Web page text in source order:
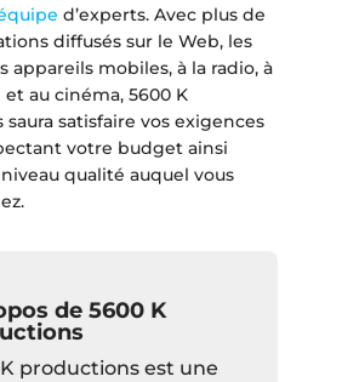
d’experts. Avec plus de
diffusés sur le Web, les
appareils mobiles, à la radio, à
au cinéma, 5600 K
satisfaire vos exigences
votre budget ainsi
qualité auquel vous
de 5600 K
productions est une